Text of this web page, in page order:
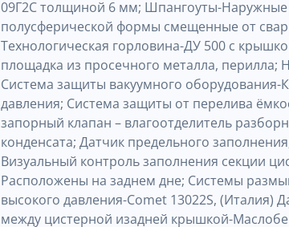
09Г2С толщиной 6 мм; Шпангоуты-Наружные
полусферической формы смещенные от
Технологическая горловина-ДУ 500 с
площадка из просечного металла, перилла;
Система защиты вакуумного
давления; Система защиты от перелива
запорный клапан – влагоотделитель
конденсата; Датчик предельного
Визуальный контроль заполнения секции
Расположены на заднем дне; Системы
высокого давления-Comet 13022S, (Италия)
между цистерной изадней крышкой-